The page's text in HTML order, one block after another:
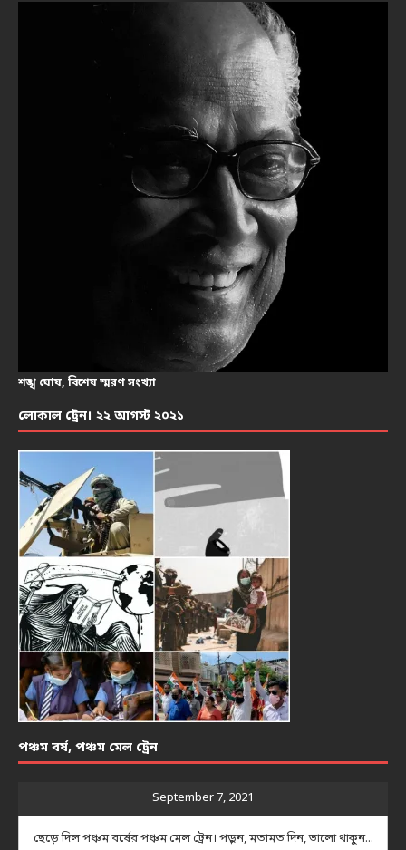
শঙ্খ ঘোষ, বিশেষ স্মরণ সংখ্যা
লোকাল ট্রেন। ২২ আগস্ট ২০২১
পঞ্চম বর্ষ, পঞ্চম মেল ট্রেন
September 7, 2021
ছেড়ে দিল পঞ্চম বর্ষের পঞ্চম মেল ট্রেন। পড়ুন, মতামত দিন, ভালো থাকুন...